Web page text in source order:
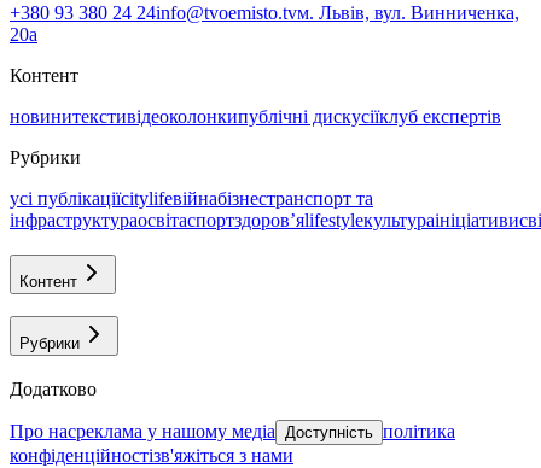
+380 93 380 24 24info@tvoemisto.tvм. Львів, вул. Винниченка,
20а
Контент
новинитекстивідеоколонкипублічні дискусіїклуб експертів
Рубрики
усі публікаціїcitylifeвійнабізнестранспорт та
інфраструктураосвітаспортздоровʼяlifestyleкультураініціативи
Контент
Рубрики
Додатково
про насреклама у нашому медіа Доступність політика
конфіденційностізв'яжіться з нами